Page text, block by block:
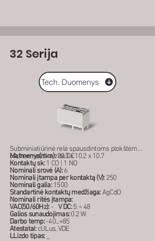
32 Serija
Tech. Duomenys
Subminiatiūrinė relė spausdintoms plokštėms
6A, hermetiška, ritė DC
Matmenys(mm):20.3 x 10.2 x 10.7
Kontaktų sk:1 CO | 1 NO
Nominali srovė (A):6
Nominali įtampa per kontaktą (V):250
Nominali galia:1500
Standartinė kontaktų medžiaga:AgCdO
Nominali ritės įtampa:
VAC(50/60Hz):- V DC:5 ÷ 48
Galios sunaudojimas:0.2 W
Darbo temp:-40...+85
Atestatai:cULus, VDE
LLizdo tipas: